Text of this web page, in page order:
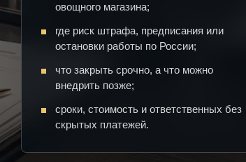
овощного магазина;
где риск штрафа, предписания или
остановки работы по России;
что закрыть срочно, а что можно
внедрить позже;
сроки, стоимость и ответственных без
скрытых платежей.